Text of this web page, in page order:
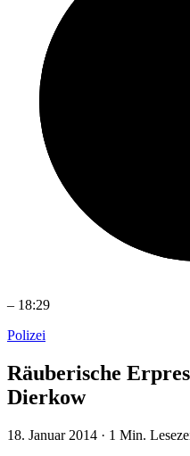
– 18:29
Polizei
Räuberische
Dierkow
18. Januar 2014 · 1 Min.